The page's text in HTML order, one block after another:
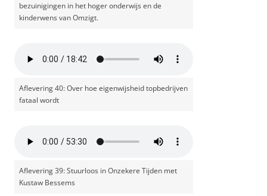
bezuinigingen in het hoger onderwijs en de
kinderwens van Omzigt.
Aflevering 40: Over hoe eigenwijsheid topbedrijven
fataal wordt
Aflevering 39: Stuurloos in Onzekere Tijden met
Kustaw Bessems